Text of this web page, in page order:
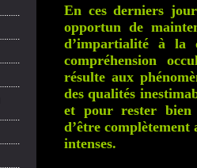
En ces derniers
opportun de
d’impartialité à la
compréhension
résulte aux
des qualités
et pour rester bien
d’être
intenses.